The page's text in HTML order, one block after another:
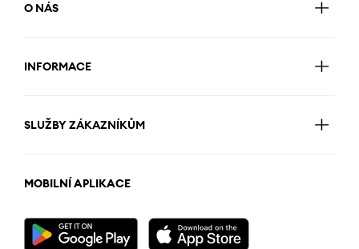
O NÁS
INFORMACE
SLUŽBY ZÁKAZNÍKŮM
MOBILNÍ APLIKACE